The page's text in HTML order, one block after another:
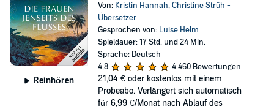
Reinhören
Von: Kristin Hannah,Christine Strüh -
Übersetzer
Gesprochen von: Luise Helm
Spieldauer: 17 Std. und 24 Min.
Sprache: Deutsch
4,8
4.460 Bewertungen
21,04 € oder kostenlos mit einem
Probeabo. Verlängert sich automatisch
für 6,99 €/Monat nach Ablauf des